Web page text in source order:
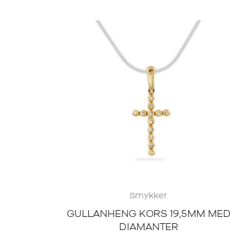
Smykker
GULLANHENG KORS 19,5MM MED
DIAMANTER